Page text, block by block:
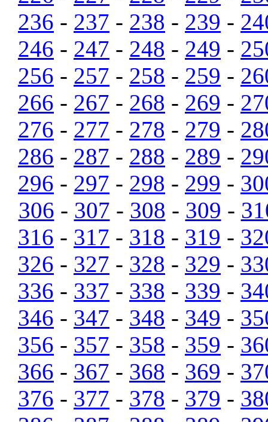
236 - 237 - 238 - 239 -
246 - 247 - 248 - 249 -
256 - 257 - 258 - 259 -
266 - 267 - 268 - 269 -
276 - 277 - 278 - 279 -
286 - 287 - 288 - 289 -
296 - 297 - 298 - 299 -
306 - 307 - 308 - 309 -
316 - 317 - 318 - 319 -
326 - 327 - 328 - 329 -
336 - 337 - 338 - 339 -
346 - 347 - 348 - 349 -
356 - 357 - 358 - 359 -
366 - 367 - 368 - 369 -
376 - 377 - 378 - 379 -